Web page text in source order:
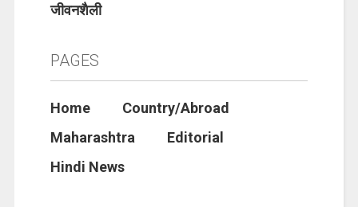
जीवनशैली
PAGES
Home
Country/Abroad
Maharashtra
Editorial
Hindi News